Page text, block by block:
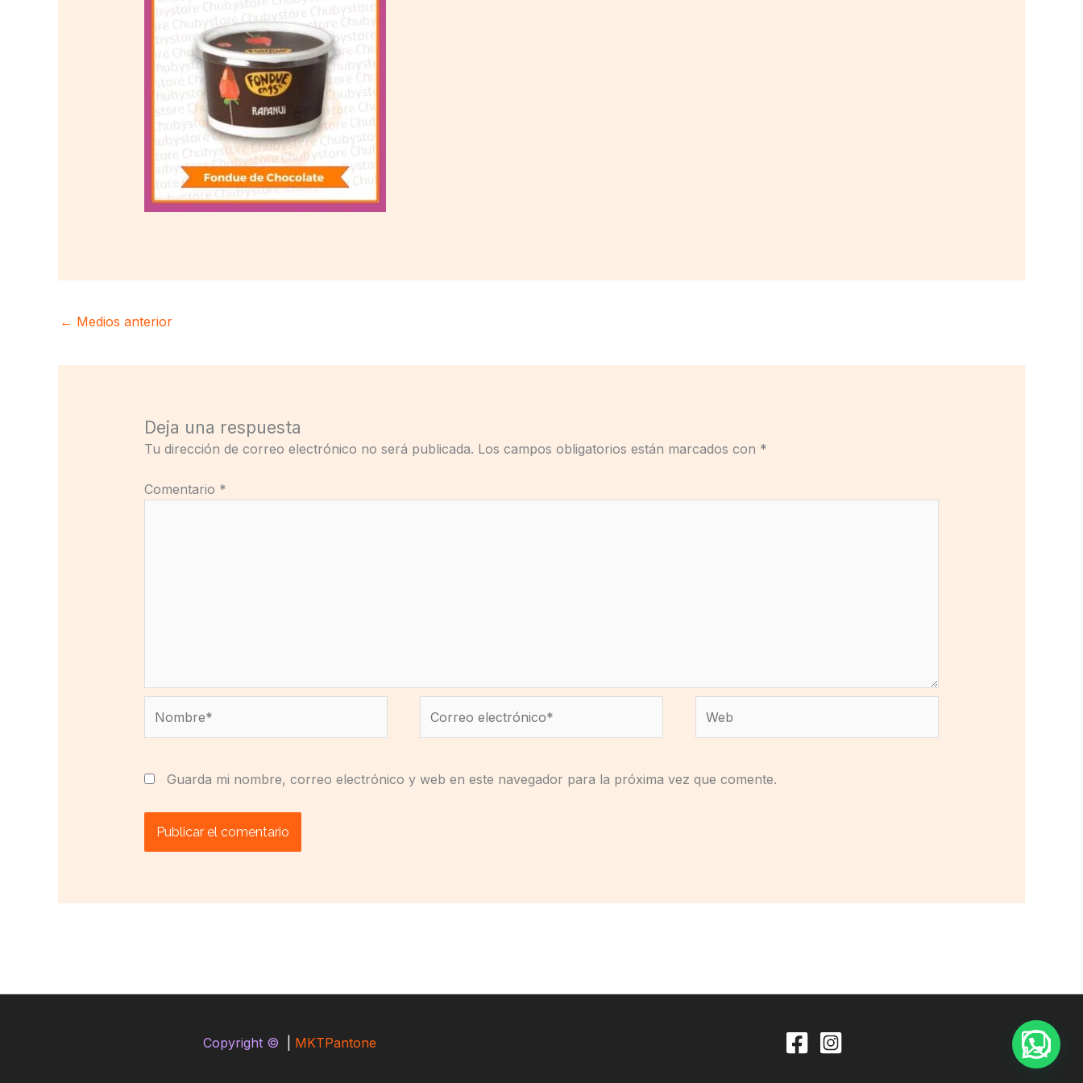
← Medios anterior
Deja una respuesta
Tu dirección de correo electrónico no será publicada. Los campos obligatorios están marcados con *
Comentario *
electrónico*
Guarda mi nombre, correo electrónico y web en este navegador para la próxima vez que comente.
Copyright © MKTPantone